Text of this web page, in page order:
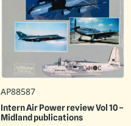
AP88587
Intern Air Power review Vol 10 –
Midland publications